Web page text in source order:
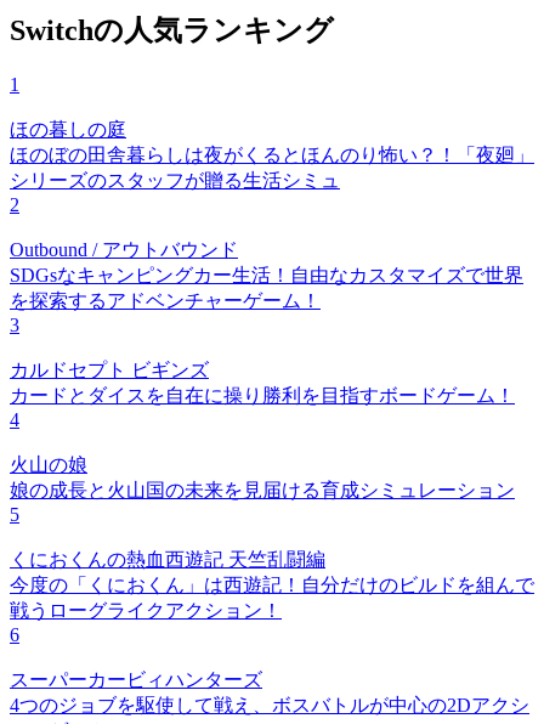
Switchの人気ランキング
1
ほの暮しの庭
ほのぼの田舎暮らしは夜がくるとほんのり怖い？！「夜廻」
シリーズのスタッフが贈る生活シミュ
2
Outbound / アウトバウンド
SDGsなキャンピングカー生活！自由なカスタマイズで世界
を探索するアドベンチャーゲーム！
3
カルドセプト ビギンズ
カードとダイスを自在に操り勝利を目指すボードゲーム！
4
火山の娘
娘の成長と火山国の未来を見届ける育成シミュレーション
5
くにおくんの熱血西遊記 天竺乱闘編
今度の「くにおくん」は西遊記！自分だけのビルドを組んで
戦うローグライクアクション！
6
スーパーカービィハンターズ
4つのジョブを駆使して戦え、ボスバトルが中心の2Dアクシ